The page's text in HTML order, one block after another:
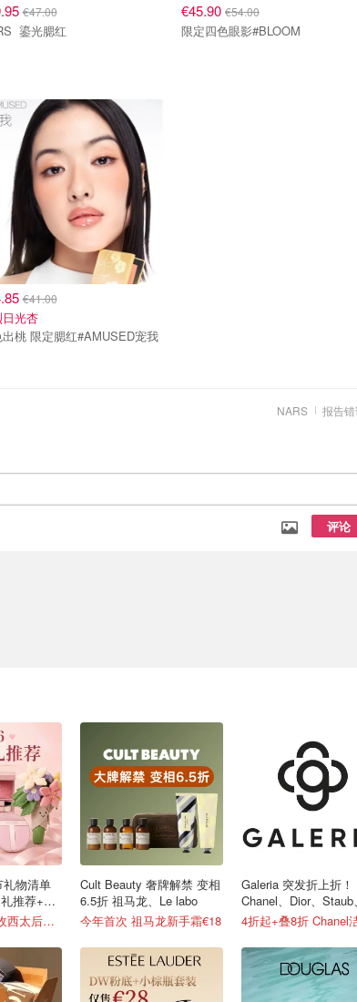
€47.00
NARS 鎏光腮红
€45.90 €54.00
限定四色眼影#BLOOM
€41.00
光杏
桃 限定腮红#AMUSED宠我
报告
NARS
评论
礼物清单
推荐+折
大牌1折起 €90收西太后土星耳钉
Cult Beauty 奢牌解禁 变相
6.5折 祖马龙、Le labo
今年首次 祖马龙新手霜€18
Galeria 突发折上折！
Chanel、Dior、Staub
绷带